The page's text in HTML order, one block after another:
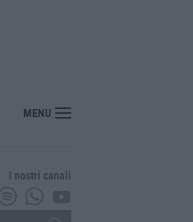
MENU
I nostri canali